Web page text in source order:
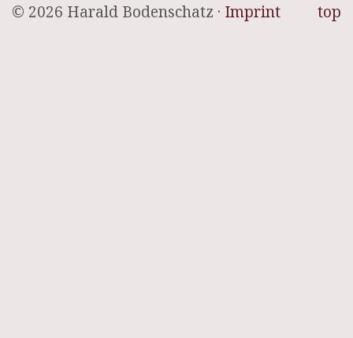
top
© 2026 Harald Bodenschatz · Imprint